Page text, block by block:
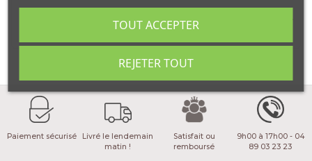
Paiement sécurisé
Livré le lendemain
matin !
Satisfait ou
remboursé
9h00 à 17h00 - 04
89 03 23 23
REJETER TOUT
TOUT ACCEPTER